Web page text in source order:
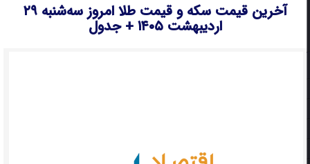
آخرین قیمت سکه و قیمت طلا امروز سه‌شنبه ۲۹
اردیبهشت ۱۴۰۵ + جدول